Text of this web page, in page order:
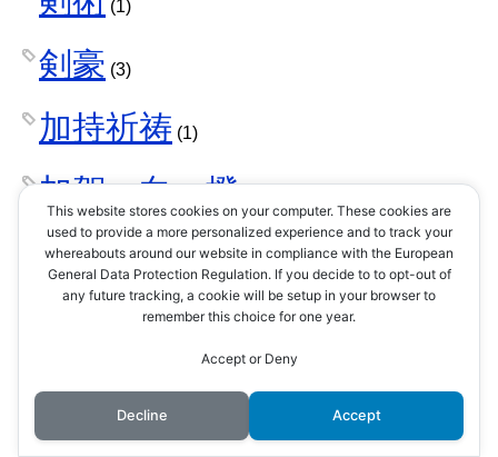
(1)
剣豪 (3)
加持祈祷 (1)
加賀一向一揆
勘合符(1)
北条家 (42)
北条氏康
This website stores cookies on your computer. These cookies are
used to provide a more personalized experience and to track your
whereabouts around our website in compliance with the European
General Data Protection Regulation. If you decide to to opt-out of
any future tracking, a cookie will be setup in your browser to
remember this choice for one year.
Accept or Deny
Decline Accept